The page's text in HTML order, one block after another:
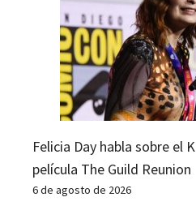
Felicia Day habla sobre el
película The Guild Reunion
6 de agosto de 2026